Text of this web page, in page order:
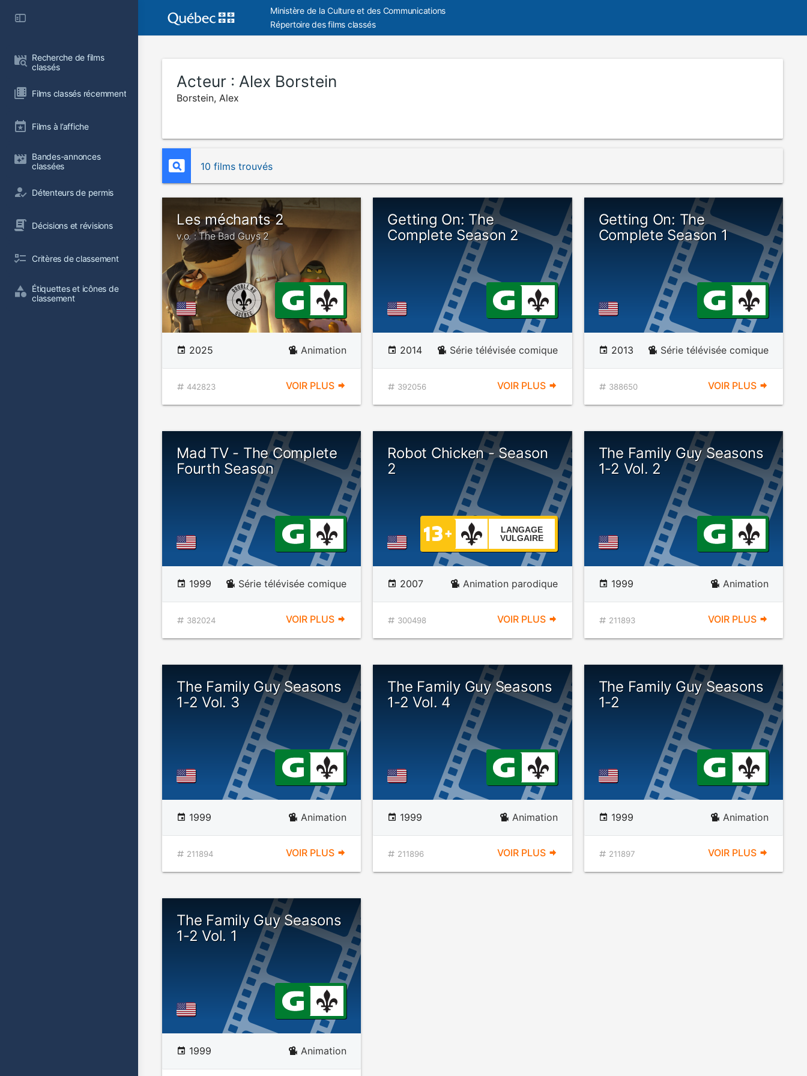
Recherche de films
classés
Films classés récemment
Films à l’affiche
Bandes-annonces
classées
Détenteurs de permis
Décisions et révisions
Critères de classement
Étiquettes et icônes de
classement
Ministère de la Culture et des Communications
Répertoire des films classés
Acteur : Alex Borstein
Borstein, Alex
10 films trouvés
Les méchants 2
v.o. : The Bad Guys 2
2025 Animation
442823 VOIR PLUS
Getting On: The
Complete Season 2
2014 Série télévisée comique
392056 VOIR PLUS
Getting On: The
Complete Season 1
2013 Série télévisée comique
388650 VOIR PLUS
Mad TV - The Complete
Fourth Season
1999 Série télévisée comique
382024 VOIR PLUS
Robot Chicken - Season
2
LANGAGE
VULGAIRE
2007 Animation parodique
300498 VOIR PLUS
The Family Guy Seasons
1-2 Vol. 2
1999 Animation
211893 VOIR PLUS
The Family Guy Seasons
1-2 Vol. 3
1999 Animation
211894 VOIR PLUS
The Family Guy Seasons
1-2 Vol. 4
1999 Animation
211896 VOIR PLUS
The Family Guy Seasons
1-2
1999 Animation
211897 VOIR PLUS
The Family Guy Seasons
1-2 Vol. 1
1999 Animation